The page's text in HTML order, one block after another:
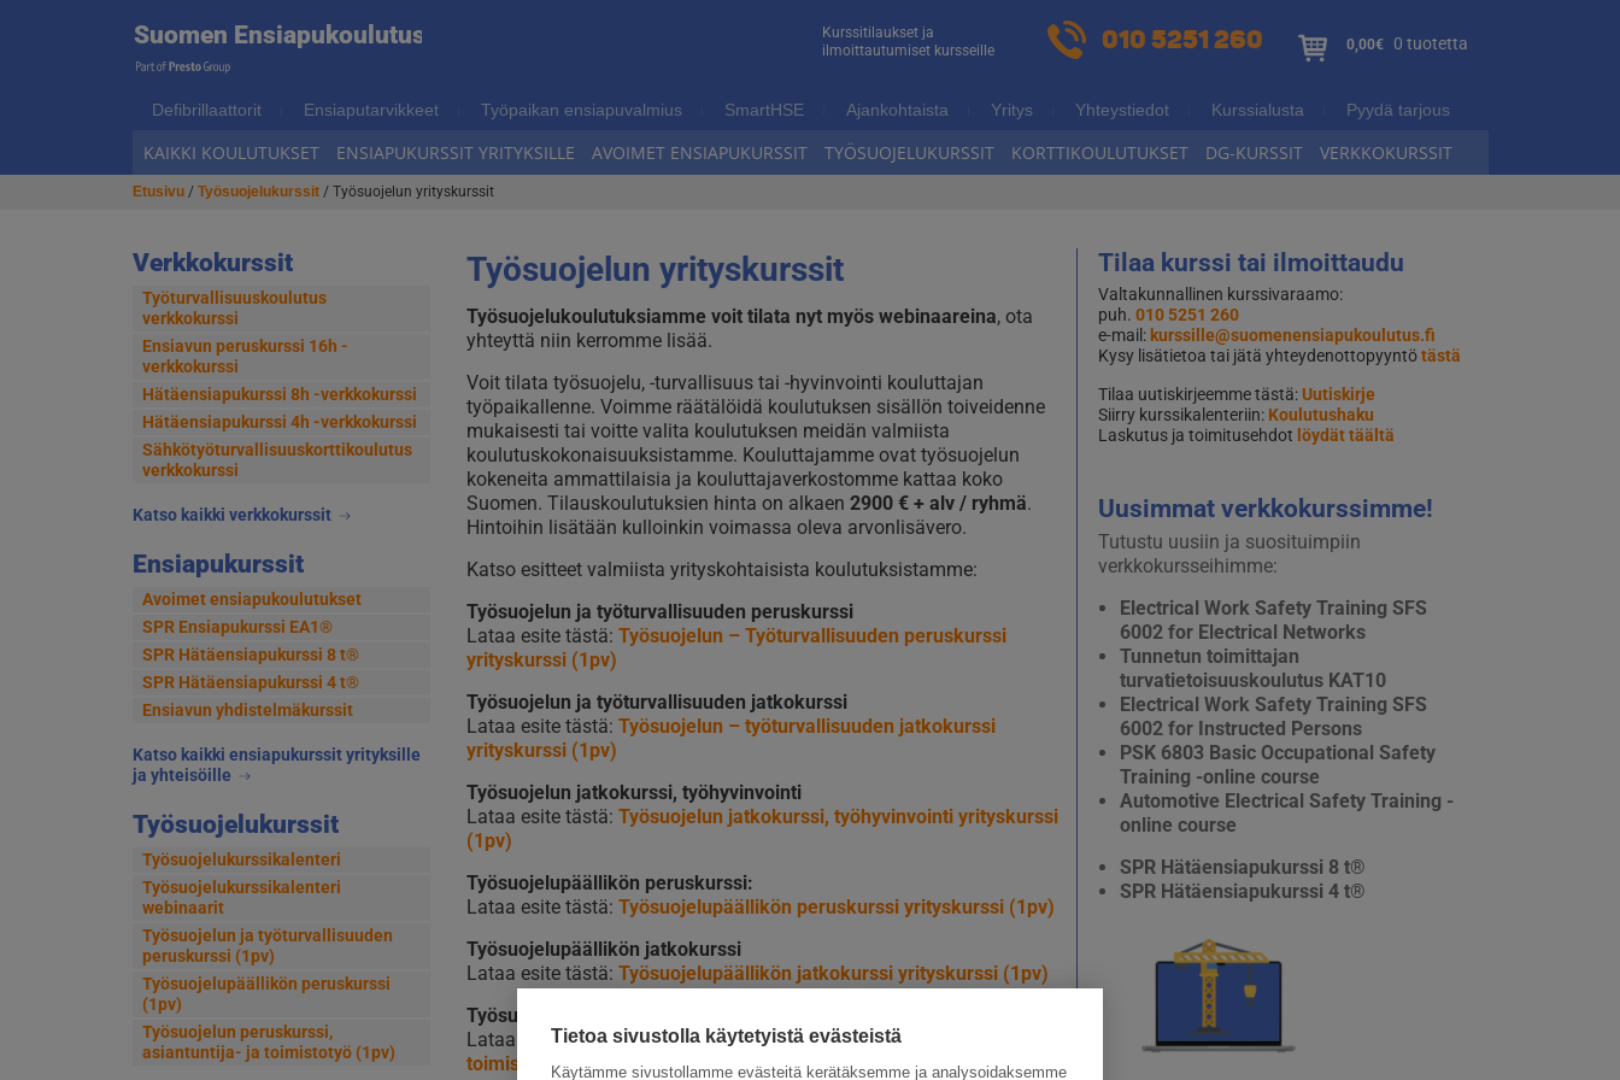
Tietoa sivustolla käytetyistä evästeistä
Käytämme sivustollamme evästeitä kerätäksemme ja analysoidaksemme
Hyppää
navigointiin
Hyppää
sisältöön
Suomen EnsiapukoulutusSuomen
Kurssitilaukset ja
ilmoittautumiset kursseille
010 5251 260 0,00€ 0 tuotetta
Defibrillaattorit Ensiaputarvikkeet Työpaikan ensiapuvalmius SmartHSE Ajankohtaista Yritys Yhteystiedot Kurssialusta Pyydä tarjous
KAIKKI KOULUTUKSET ENSIAPUKURSSIT YRITYKSILLE AVOIMET ENSIAPUKURSSIT TYÖSUOJELUKURSSIT KORTTIKOULUTUKSET DG-KURSSIT VERKKOKURSSIT
Etusivu/ Työsuojelukurssit/ Työsuojelun yrityskurssit
Verkkokurssit
Työturvallisuuskoulutus
verkkokurssi
Ensiavun peruskurssi 16h -
verkkokurssi
Hätäensiapukurssi 8h -verkkokurssi
Hätäensiapukurssi 4h -verkkokurssi
Sähkötyöturvallisuus­korttikoulutus
verkkokurssi
Katso kaikki verkkokurssit
Ensiapukurssit
Avoimet ensiapukoulutukset
SPR Ensiapukurssi EA1®
SPR Hätäensiapukurssi 8 t®
SPR Hätäensiapukurssi 4 t®
Ensiavun yhdistelmäkurssit
Katso kaikki ensiapukurssit yrityksille
ja yhteisöille
Työsuojelukurssit
Työsuojelukurssikalenteri
Työsuojelukurssikalenteri
webinaarit
Työsuojelun ja työturvallisuuden
peruskurssi (1pv)
Työsuojelupäällikön peruskurssi
(1pv)
Työsuojelun peruskurssi,
asiantuntija- ja toimistotyö (1pv)
Työsuojelun yrityskurssit
Työsuojelukoulutuksiamme voit tilata nyt myös webinaareina, ota
yhteyttä niin kerromme lisää.
Voit tilata työsuojelu, -turvallisuus tai -hyvinvointi kouluttajan
työpaikallenne. Voimme räätälöidä koulutuksen sisällön toiveidenne
mukaisesti tai voitte valita koulutuksen meidän valmiista
koulutuskokonaisuuksistamme. Kouluttajamme ovat työsuojelun
kokeneita ammattilaisia ja kouluttajaverkostomme kattaa koko
Suomen. Tilauskoulutuksien hinta on alkaen 2900 € + alv / ryhmä.
Hintoihin lisätään kulloinkin voimassa oleva arvonlisävero.
Katso esitteet valmiista yrityskohtaisista koulutuksistamme:
Työsuojelun ja työturvallisuuden peruskurssi
Lataa esite tästä: Työsuojelun – Työturvallisuuden peruskurssi
yrityskurssi (1pv)
Työsuojelun ja työturvallisuuden jatkokurssi
Lataa esite tästä: Työsuojelun – työturvallisuuden jatkokurssi
yrityskurssi (1pv)
Työsuojelun jatkokurssi, työhyvinvointi
Lataa esite tästä: Työsuojelun jatkokurssi, työhyvinvointi yrityskurssi
(1pv)
Työsuojelupäällikön peruskurssi:
Lataa esite tästä: Työsuojelupäällikön peruskurssi yrityskurssi (1pv)
Työsuojelupäällikön jatkokurssi
Lataa esite tästä: Työsuojelupäällikön jatkokurssi yrityskurssi (1pv)
Työsuojelun peruskurssi, asiantuntija- ja toimistotyö
Lataa esite tästä:Työsuojelun peruskurssi, asiantuntija- ja
toimistotyö yrityskurssi (1pv)
Tilaa kurssi tai ilmoittaudu
Valtakunnallinen kurssivaraamo:
puh.010 5251 260
e-mail: kurssille@suomenensiapukoulutus.fi
Kysy lisätietoa tai jätä yhteydenottopyyntötästä
Tilaa uutiskirjeemme tästä:Uutiskirje
Siirry kurssikalenteriin: Koulutushaku
Laskutus ja toimitusehdot löydät täältä
Uusimmat verkkokurssimme!
Tutustu uusiin ja suosituimpiin
verkkokursseihimme:
Electrical Work Safety Training SFS
6002 for Electrical Networks
Tunnetun toimittajan
turvatietoisuuskoulutus KAT10
Electrical Work Safety Training SFS
6002 for Instructed Persons
PSK 6803 Basic Occupational Safety
Training -online course
Automotive Electrical Safety Training -
online course
SPR Hätäensiapukurssi 8 t®
SPR Hätäensiapukurssi 4 t®